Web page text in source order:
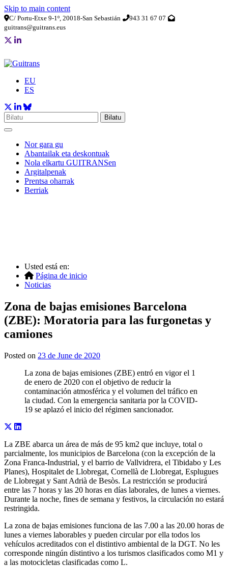
Skip to main content
C/ Portu-Etxe 9-1º, 20018-San Sebastián
943 31 67 07
guitrans@guitrans.eus
EU
ES
Bilatu
Nor gara gu
Abantailak eta deskontuak
Nola elkartu GUITRANSen
Argitalpenak
Prentsa oharrak
Berriak
Usted está en:
Página de inicio
Noticias
Zona de bajas emisiones Barcelona
(ZBE): Moratoria para las furgonetas y
camiones
Posted on 23 de June de 2020
La zona de bajas emisiones (ZBE) entró en vigor el 1
de enero de 2020 con el objetivo de reducir la
contaminación atmosférica y el volumen del tráfico en
la ciudad. Con la emergencia sanitaria por la COVID-
19 se aplazó el inicio del régimen sancionador.
La ZBE abarca un área de más de 95 km2 que incluye, total o
parcialmente, los municipios de Barcelona (con la excepción de la
Zona Franca-Industrial, y el barrio de Vallvidrera, el Tibidabo y Les
Planes), Hospitalet de Llobregat, Cornellà de Llobregat, Esplugues
de Llobregat y Sant Adrià de Besòs. La restricción se producirá
entre las 7 horas y las 20 horas en días laborales, de lunes a viernes.
Durante la noche, fines de semana y festivos, la circulación no estará
restringida.
La zona de bajas emisiones funciona de las 7.00 a las 20.00 horas de
lunes a viernes laborables y pueden circular por ella todos los
vehículos acreditados con el distintivo ambiental de la DGT. No les
corresponde ningún distintivo a los turismos clasificados como M1 y
a las motocicletas clasificadas como L.